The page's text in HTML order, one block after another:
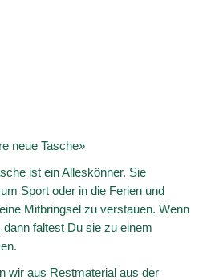
neue Tasche»
ist ein Alleskönner. Sie
Sport oder in die Ferien und
Mitbringsel zu verstauen. Wenn
faltest Du sie zu einem
wir aus Restmaterial aus der